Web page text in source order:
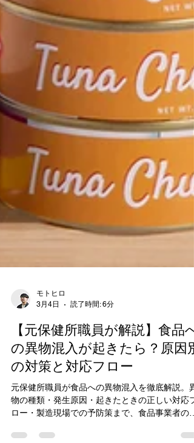
モトヒロ
3月4日
読了時間: 6分
【元保健所職員が解説】食品へ
の異物混入が起きたら？原因別
の対策と対応フロー
元保健所職員が食品への異物混入を徹底解説。異